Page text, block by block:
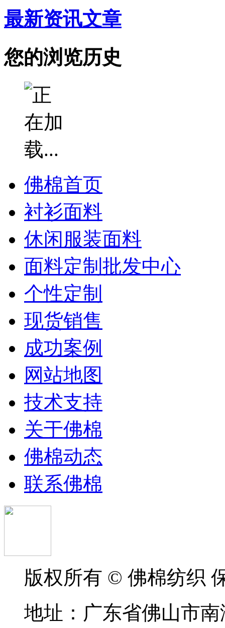
最新资讯文章
您的浏览历史
佛棉首页
衬衫面料
休闲服装面料
面料定制批发中心
个性定制
现货销售
成功案例
网站地图
技术支持
关于佛棉
佛棉动态
联系佛棉
版权所有 © 佛棉纺织
地址：广东省佛山市